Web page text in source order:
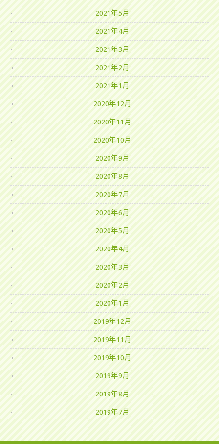
2021年5月
2021年4月
2021年3月
2021年2月
2021年1月
2020年12月
2020年11月
2020年10月
2020年9月
2020年8月
2020年7月
2020年6月
2020年5月
2020年4月
2020年3月
2020年2月
2020年1月
2019年12月
2019年11月
2019年10月
2019年9月
2019年8月
2019年7月